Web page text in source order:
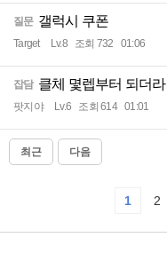
질문 갤럭시 쿠폰
Target Lv.8 조회 732 01:06
잡담 클체 몇렙부터 되더라
팟지야 Lv.6 조회 614 01:01
최근 다음
1 2